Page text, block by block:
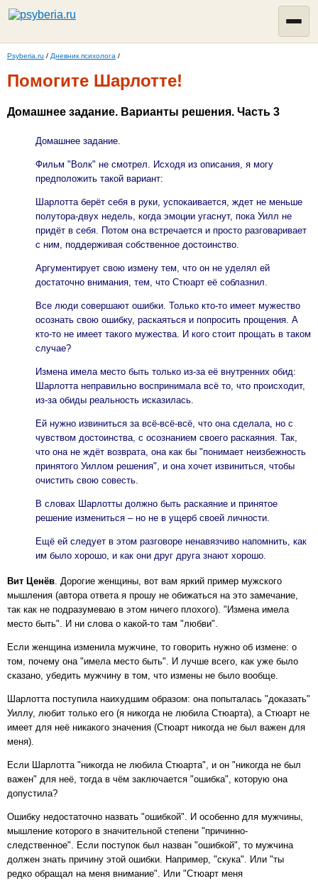
Psyberia.ru / Дневник психолога /
Помогите Шарлотте!
Домашнее задание. Варианты решения. Часть 3
Домашнее задание.
Фильм "Волк" не смотрел. Исходя из описания, я могу
предположить такой вариант:
Шарлотта берёт себя в руки, успокаивается, ждет не меньше
полутора-двух недель, когда эмоции угаснут, пока Уилл не
придёт в себя. Потом она встречается и просто разговаривает
с ним, поддерживая собственное достоинство.
Аргументирует свою измену тем, что он не уделял ей
достаточно внимания, тем, что Стюарт её соблазнил.
Все люди совершают ошибки. Только кто-то имеет мужество
осознать свою ошибку, раскаяться и попросить прощения. А
кто-то не имеет такого мужества. И кого стоит прощать в таком
случае?
Измена имела место быть только из-за её внутренних обид:
Шарлотта неправильно воспринимала всё то, что происходит,
из-за обиды реальность исказилась.
Ей нужно извиниться за всё-всё-всё, что она сделала, но с
чувством достоинства, с осознанием своего раскаяния. Так,
что она не ждёт возврата, она как бы "понимает неизбежность
принятого Уиллом решения", и она хочет извиниться, чтобы
очистить свою совесть.
В словах Шарлотты должно быть раскаяние и принятое
решение измениться – но не в ущерб своей личности.
Ещё ей следует в этом разговоре ненавязчиво напомнить, как
им было хорошо, и как они друг друга знают хорошо.
Вит Ценёв . Дорогие женщины, вот вам яркий пример мужского
мышления (автора ответа я прошу не обижаться на это замечание,
так как не подразумеваю в этом ничего плохого). "Измена имела
место быть". И ни слова о какой-то там "любви".
Если женщина изменила мужчине, то говорить нужно об измене: о
том, почему она "имела место быть". И лучше всего, как уже было
сказано, убедить мужчину в том, что измены не было вообще.
Шарлотта поступила наихудшим образом: она попыталась "доказать"
Уиллу, любит только его (я никогда не любила Стюарта), а Стюарт не
имеет для неё никакого значения (Стюарт никогда не был важен для
меня).
Если Шарлотта "никогда не любила Стюарта", и он "никогда не был
важен" для неё, тогда в чём заключается "ошибка", которую она
допустила?
Ошибку недостаточно назвать "ошибкой". И особенно для мужчины,
мышление которого в значительной степени "причинно-
следственное". Если поступок был назван "ошибкой", то мужчина
должен знать причину этой ошибки. Например, "скука". Или "ты
редко обращал на меня внимание". Или "Стюарт меня